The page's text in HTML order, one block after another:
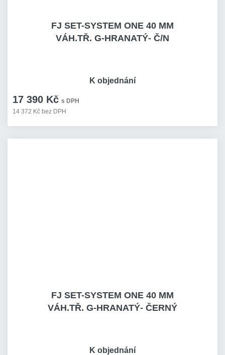
FJ SET-SYSTEM ONE 40 MM
VÁH.TŘ. G-HRANATÝ- Č/N
17 390 Kč s DPH
14 372 Kč bez DPH
K objednání
FJ SET-SYSTEM ONE 40 MM
VÁH.TŘ. G-HRANATÝ- ČERNÝ
K objednání